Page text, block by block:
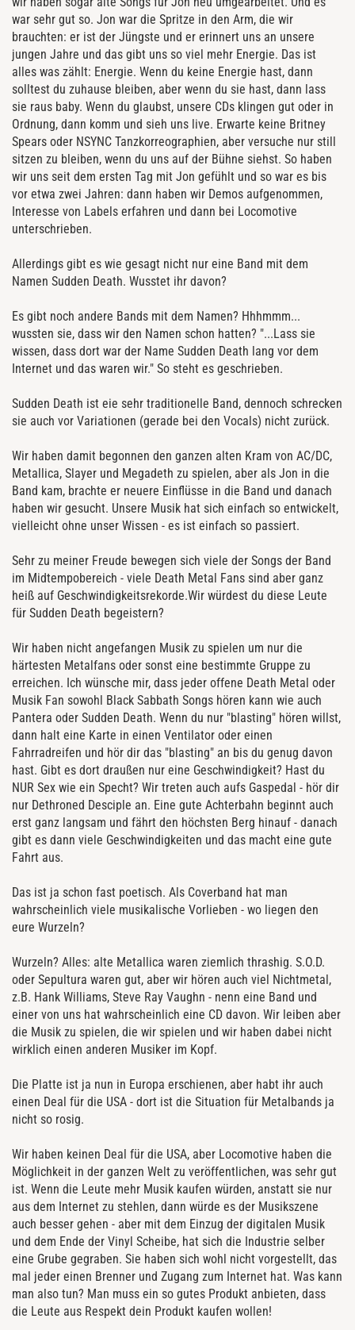
war sehr gut so. Jon war die Spritze in den Arm, die wir
brauchten: er ist der Jüngste und er erinnert uns an unsere
jungen Jahre und das gibt uns so viel mehr Energie. Das ist
alles was zählt: Energie. Wenn du keine Energie hast, dann
solltest du zuhause bleiben, aber wenn du sie hast, dann lass
sie raus baby. Wenn du glaubst, unsere CDs klingen gut oder in
Ordnung, dann komm und sieh uns live. Erwarte keine Britney
Spears oder NSYNC Tanzkorreographien, aber versuche nur still
sitzen zu bleiben, wenn du uns auf der Bühne siehst. So haben
wir uns seit dem ersten Tag mit Jon gefühlt und so war es bis
vor etwa zwei Jahren: dann haben wir Demos aufgenommen,
Interesse von Labels erfahren und dann bei Locomotive
unterschrieben.
Allerdings gibt es wie gesagt nicht nur eine Band mit dem
Namen Sudden Death. Wusstet ihr davon?
Es gibt noch andere Bands mit dem Namen? Hhhmmm...
wussten sie, dass wir den Namen schon hatten? "...Lass sie
wissen, dass dort war der Name Sudden Death lang vor dem
Internet und das waren wir." So steht es geschrieben.
Sudden Death ist eie sehr traditionelle Band, dennoch schrecken
sie auch vor Variationen (gerade bei den Vocals) nicht zurück.
Wir haben damit begonnen den ganzen alten Kram von AC/DC,
Metallica, Slayer und Megadeth zu spielen, aber als Jon in die
Band kam, brachte er neuere Einflüsse in die Band und danach
haben wir gesucht. Unsere Musik hat sich einfach so entwickelt,
vielleicht ohne unser Wissen - es ist einfach so passiert.
Sehr zu meiner Freude bewegen sich viele der Songs der Band
im Midtempobereich - viele Death Metal Fans sind aber ganz
heiß auf Geschwindigkeitsrekorde.Wir würdest du diese Leute
für Sudden Death begeistern?
Wir haben nicht angefangen Musik zu spielen um nur die
härtesten Metalfans oder sonst eine bestimmte Gruppe zu
erreichen. Ich wünsche mir, dass jeder offene Death Metal oder
Musik Fan sowohl Black Sabbath Songs hören kann wie auch
Pantera oder Sudden Death. Wenn du nur "blasting" hören willst,
dann halt eine Karte in einen Ventilator oder einen
Fahrradreifen und hör dir das "blasting" an bis du genug davon
hast. Gibt es dort draußen nur eine Geschwindigkeit? Hast du
NUR Sex wie ein Specht? Wir treten auch aufs Gaspedal - hör dir
nur Dethroned Desciple an. Eine gute Achterbahn beginnt auch
erst ganz langsam und fährt den höchsten Berg hinauf - danach
gibt es dann viele Geschwindigkeiten und das macht eine gute
Fahrt aus.
Das ist ja schon fast poetisch. Als Coverband hat man
wahrscheinlich viele musikalische Vorlieben - wo liegen den
eure Wurzeln?
Wurzeln? Alles: alte Metallica waren ziemlich thrashig. S.O.D.
oder Sepultura waren gut, aber wir hören auch viel Nichtmetal,
z.B. Hank Williams, Steve Ray Vaughn - nenn eine Band und
einer von uns hat wahrscheinlich eine CD davon. Wir leiben aber
die Musik zu spielen, die wir spielen und wir haben dabei nicht
wirklich einen anderen Musiker im Kopf.
Die Platte ist ja nun in Europa erschienen, aber habt ihr auch
einen Deal für die USA - dort ist die Situation für Metalbands ja
nicht so rosig.
Wir haben keinen Deal für die USA, aber Locomotive haben die
Möglichkeit in der ganzen Welt zu veröffentlichen, was sehr gut
ist. Wenn die Leute mehr Musik kaufen würden, anstatt sie nur
aus dem Internet zu stehlen, dann würde es der Musikszene
auch besser gehen - aber mit dem Einzug der digitalen Musik
und dem Ende der Vinyl Scheibe, hat sich die Industrie selber
eine Grube gegraben. Sie haben sich wohl nicht vorgestellt, das
mal jeder einen Brenner und Zugang zum Internet hat. Was kann
man also tun? Man muss ein so gutes Produkt anbieten, dass
die Leute aus Respekt dein Produkt kaufen wollen!